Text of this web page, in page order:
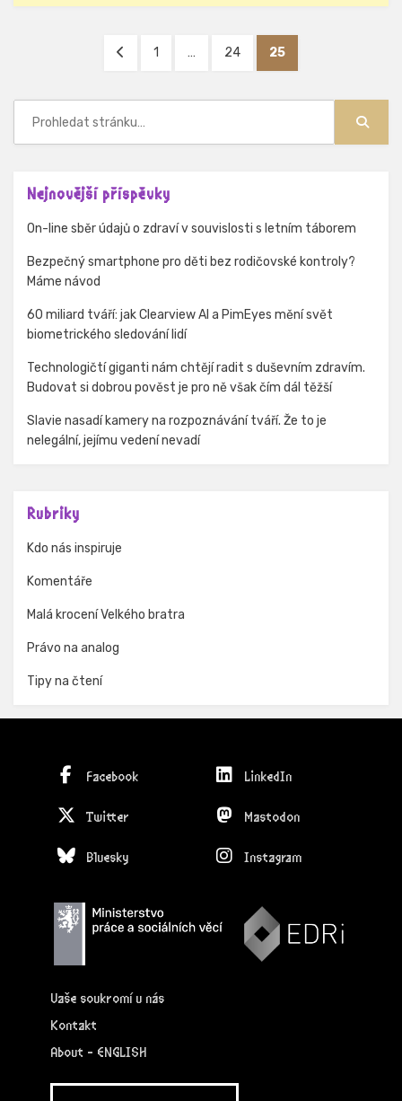
StránkováníPŘEDCHOZÍ
STRÁNKA
1 … STRÁNKA
24 STRÁNKA
25
Nejnovější příspěvky
On-line sběr údajů o zdraví v souvislosti s letním táborem
Bezpečný smartphone pro děti bez rodičovské kontroly?
Máme návod
60 miliard tváří: jak Clearview AI a PimEyes mění svět
biometrického sledování lidí
Technologičtí giganti nám chtějí radit s duševním zdravím.
Budovat si dobrou pověst je pro ně však čím dál těžší
Slavie nasadí kamery na rozpoznávání tváří. Že to je
nelegální, jejímu vedení nevadí
Rubriky
Kdo nás inspiruje
Komentáře
Malá krocení Velkého bratra
Právo na analog
Tipy na čtení
Facebook LinkedIn
Twitter Mastodon
Bluesky Instagram
Vaše soukromí u nás
Kontakt
About - ENGLISH